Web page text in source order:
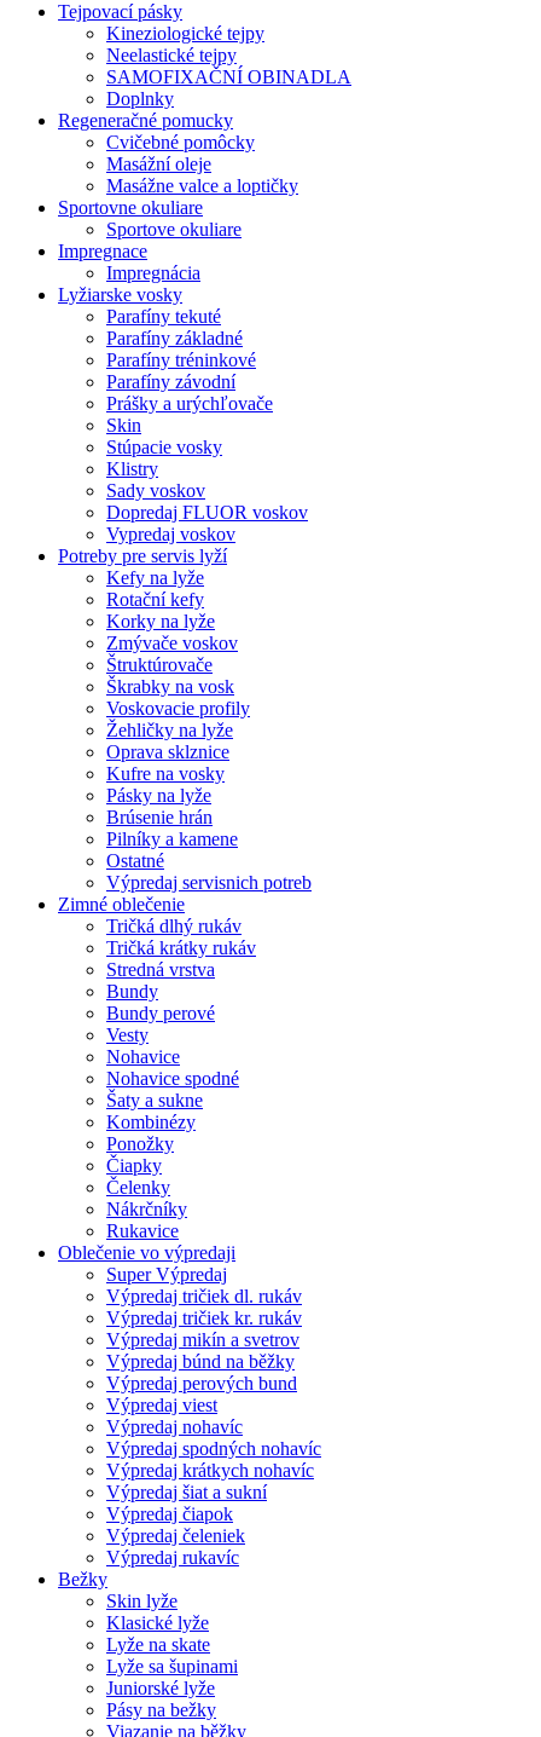
Tejpovací pásky
Kineziologické tejpy
Neelastické tejpy
SAMOFIXAČNÍ OBINADLA
Doplnky
Regeneračné pomucky
Cvičebné pomôcky
Masážní oleje
Masážne valce a loptičky
Sportovne okuliare
Sportove okuliare
Impregnace
Impregnácia
Lyžiarske vosky
Parafíny tekuté
Parafíny základné
Parafíny tréninkové
Parafíny závodní
Prášky a urýchľovače
Skin
Stúpacie vosky
Klistry
Sady voskov
Dopredaj FLUOR voskov
Vypredaj voskov
Potreby pre servis lyží
Kefy na lyže
Rotační kefy
Korky na lyže
Zmývače voskov
Štruktúrovače
Škrabky na vosk
Voskovacie profily
Žehličky na lyže
Oprava sklznice
Kufre na vosky
Pásky na lyže
Brúsenie hrán
Pilníky a kamene
Ostatné
Výpredaj servisnich potreb
Zimné oblečenie
Tričká dlhý rukáv
Tričká krátky rukáv
Stredná vrstva
Bundy
Bundy perové
Vesty
Nohavice
Nohavice spodné
Šaty a sukne
Kombinézy
Ponožky
Čiapky
Čelenky
Nákrčníky
Rukavice
Oblečenie vo výpredaji
Super Výpredaj
Výpredaj tričiek dl. rukáv
Výpredaj tričiek kr. rukáv
Výpredaj mikín a svetrov
Výpredaj búnd na běžky
Výpredaj perových bund
Výpredaj viest
Výpredaj nohavíc
Výpredaj spodných nohavíc
Výpredaj krátkych nohavíc
Výpredaj šiat a sukní
Výpredaj čiapok
Výpredaj čeleniek
Výpredaj rukavíc
Bežky
Skin lyže
Klasické lyže
Lyže na skate
Lyže sa šupinami
Juniorské lyže
Pásy na bežky
Viazanie na běžky